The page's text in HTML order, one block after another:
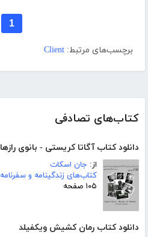
کتاب‌های تصادفی
دانلود کتاب آگاتا کریستی - بانوی رازها
از: جان اسکات
کتاب‌های زندگینامه و سفرنامه
۱۰۵ صفحه
دانلود کتاب رمان کشیش ویکفیلد
1
برچسب‌های مرتبط: Client